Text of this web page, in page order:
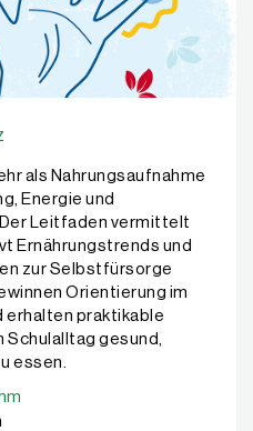
als Nahrungsaufnahme
Energie und
Leitfaden vermittelt
Ernährungstrends und
zur Selbstfürsorge
Orientierung im
erhalten praktikable
Schulalltag gesund,
essen.